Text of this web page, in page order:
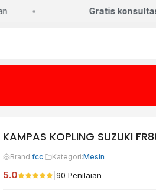
Gratis konsultasi
KAMPAS KOPLING SUZUKI
Brand:fcc· Kategori:Mesin
5.0 90 Penilaian